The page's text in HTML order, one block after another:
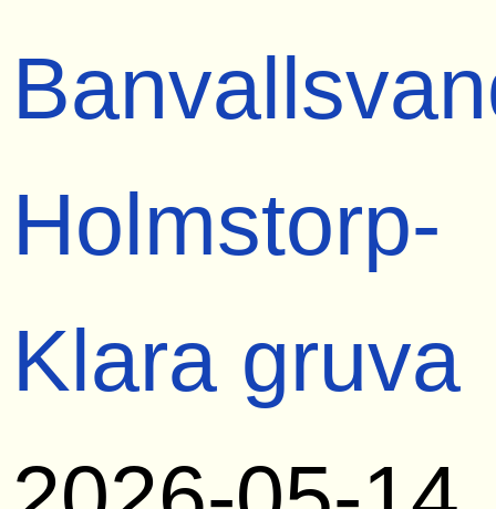
Holmstorp-
Klara gruva